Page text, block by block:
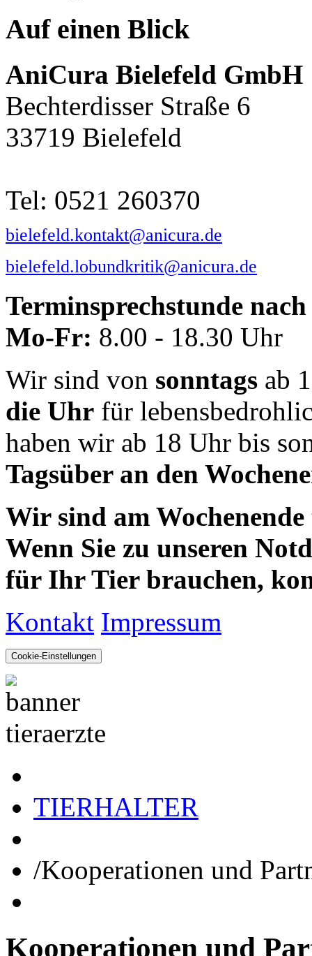
Auf einen Blick
AniCura Bielefeld GmbH
Bechterdisser Straße 6
33719 Bielefeld
Tel: 0521 260370
bielefeld.kontakt@anicura.de
bielefeld.lobundkritik@anicura.de
Terminsprechstunde
Mo-Fr: 8.00 - 18.30 Uhr
Wir sind von sonntags ab
die Uhr für
haben wir ab 18 Uhr bis
Tagsüber an den
Wir sind am
Wenn Sie zu unseren
für Ihr Tier brauchen,
Kontakt Impressum
Cookie-Einstellungen
TIERHALTER
/Kooperationen und
Kooperationen und